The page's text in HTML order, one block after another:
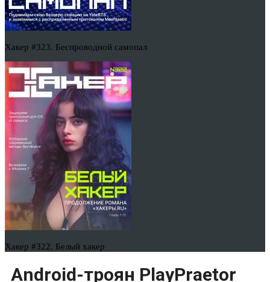
Хакер #323. Беспроводной самопал
Хакер #322. Белый хакер
Android-троян PlayPraetor